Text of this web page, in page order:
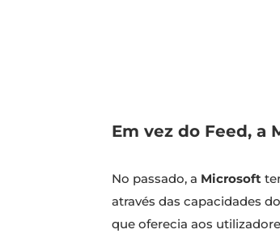
Em vez do Feed, a
No passado, a Microsoft
através das capacidades do
que oferecia aos